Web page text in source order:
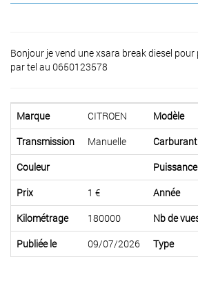
Bonjour je vend une xsara break diesel
par tel au 0650123578
Marque CITROEN Modèle
Transmission
Manuelle Carburant
Couleur
Puissance
Prix
1 € Année
Kilométrage
180000 Nb de
Publiée le
09/07/2026 Type